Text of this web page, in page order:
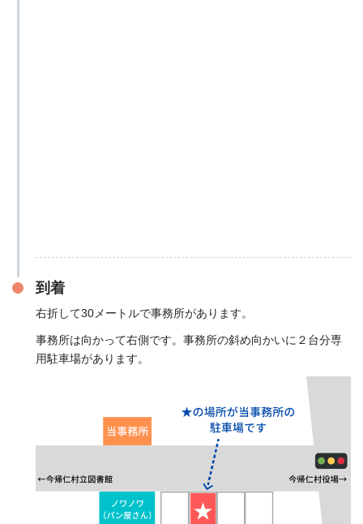
到着
右折して30メートルで事務所があります。
事務所は向かって右側です。事務所の斜め向かいに２台分専
用駐車場があります。